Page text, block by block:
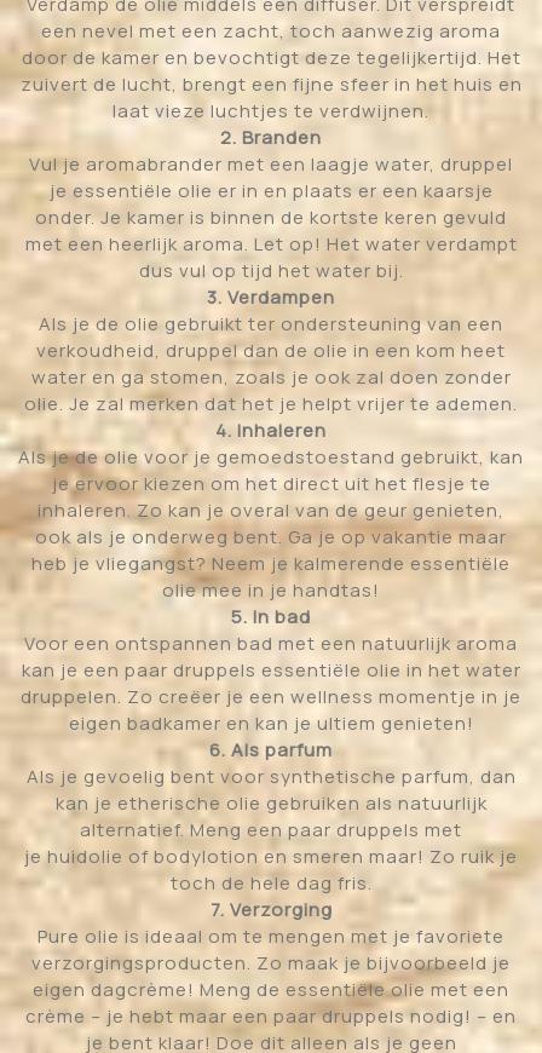
een nevel met een zacht, toch aanwezig aroma
door de kamer en bevochtigt deze tegelijkertijd. Het
zuivert de lucht, brengt een fijne sfeer in het huis en
laat vieze luchtjes te verdwijnen.
2. Branden
Vul je aromabrander met een laagje water, druppel
je essentiële olie er in en plaats er een kaarsje
onder. Je kamer is binnen de kortste keren gevuld
met een heerlijk aroma. Let op! Het water verdampt
dus vul op tijd het water bij.
3. Verdampen
Als je de olie gebruikt ter ondersteuning van een
verkoudheid, druppel dan de olie in een kom heet
water en ga stomen, zoals je ook zal doen zonder
olie. Je zal merken dat het je helpt vrijer te ademen.
4. Inhaleren
Als je de olie voor je gemoedstoestand gebruikt, kan
je ervoor kiezen om het direct uit het flesje te
inhaleren. Zo kan je overal van de geur genieten,
ook als je onderweg bent. Ga je op vakantie maar
heb je vliegangst? Neem je kalmerende essentiële
olie mee in je handtas!
5. In bad
Voor een ontspannen bad met een natuurlijk aroma
kan je een paar druppels essentiële olie in het water
druppelen. Zo creëer je een wellness momentje in je
eigen badkamer en kan je ultiem genieten!
6. Als parfum
Als je gevoelig bent voor synthetische parfum, dan
kan je etherische olie gebruiken als natuurlijk
alternatief. Meng een paar druppels met
je huidolie of bodylotion en smeren maar! Zo ruik je
toch de hele dag fris.
7. Verzorging
Pure olie is ideaal om te mengen met je favoriete
verzorgingsproducten. Zo maak je bijvoorbeeld je
eigen dagcrème! Meng de essentiële olie met een
crème – je hebt maar een paar druppels nodig! – en
je bent klaar! Doe dit alleen als je geen